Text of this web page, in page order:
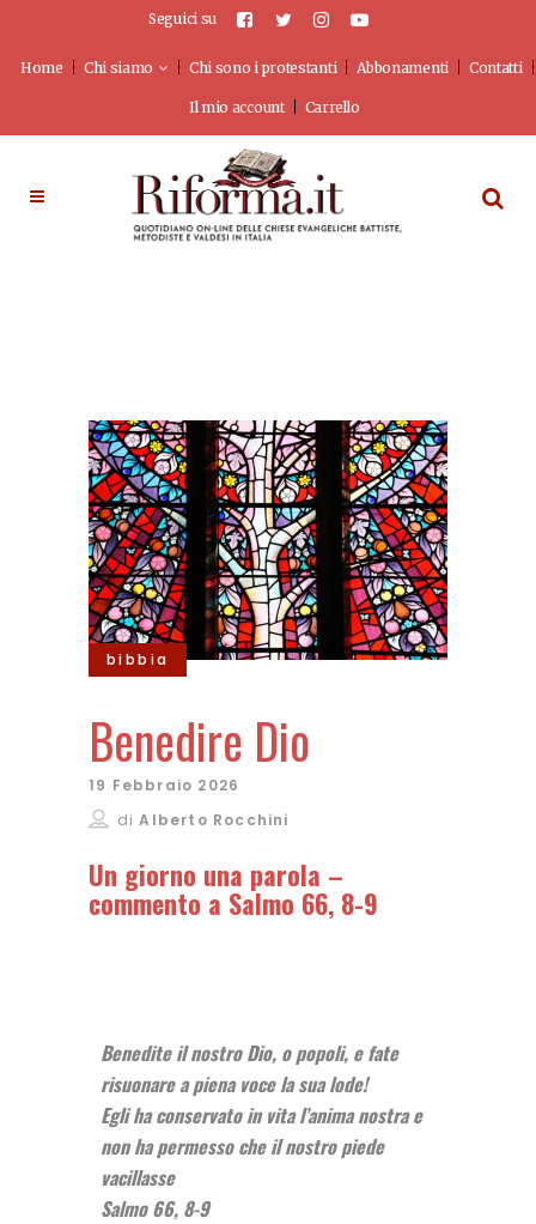
Seguici su
Home Chi siamo Chi sono i protestanti Abbonamenti Contatti
Il mio account Carrello
bibbia
Benedire Dio
19 Febbraio 2026
di Alberto Rocchini
Un giorno una parola –
commento a Salmo 66, 8-9
Benedite il nostro Dio, o popoli, e fate
risuonare a piena voce la sua lode!
Egli ha conservato in vita l’anima nostra e
non ha permesso che il nostro piede
vacillasse
Salmo 66, 8-9